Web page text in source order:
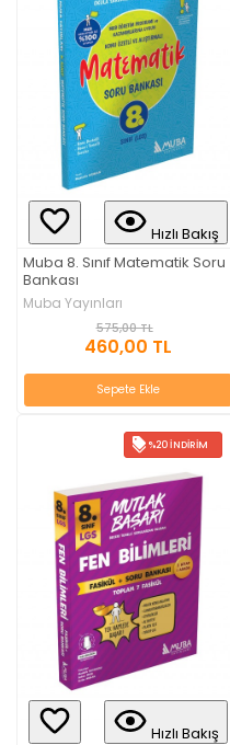
Hızlı Bakış
Muba 8. Sınıf Matematik Soru
Bankası
Muba Yayınları
575,00 TL
460,00 TL
Sepete Ekle
%20 İNDIRIM
Hızlı Bakış